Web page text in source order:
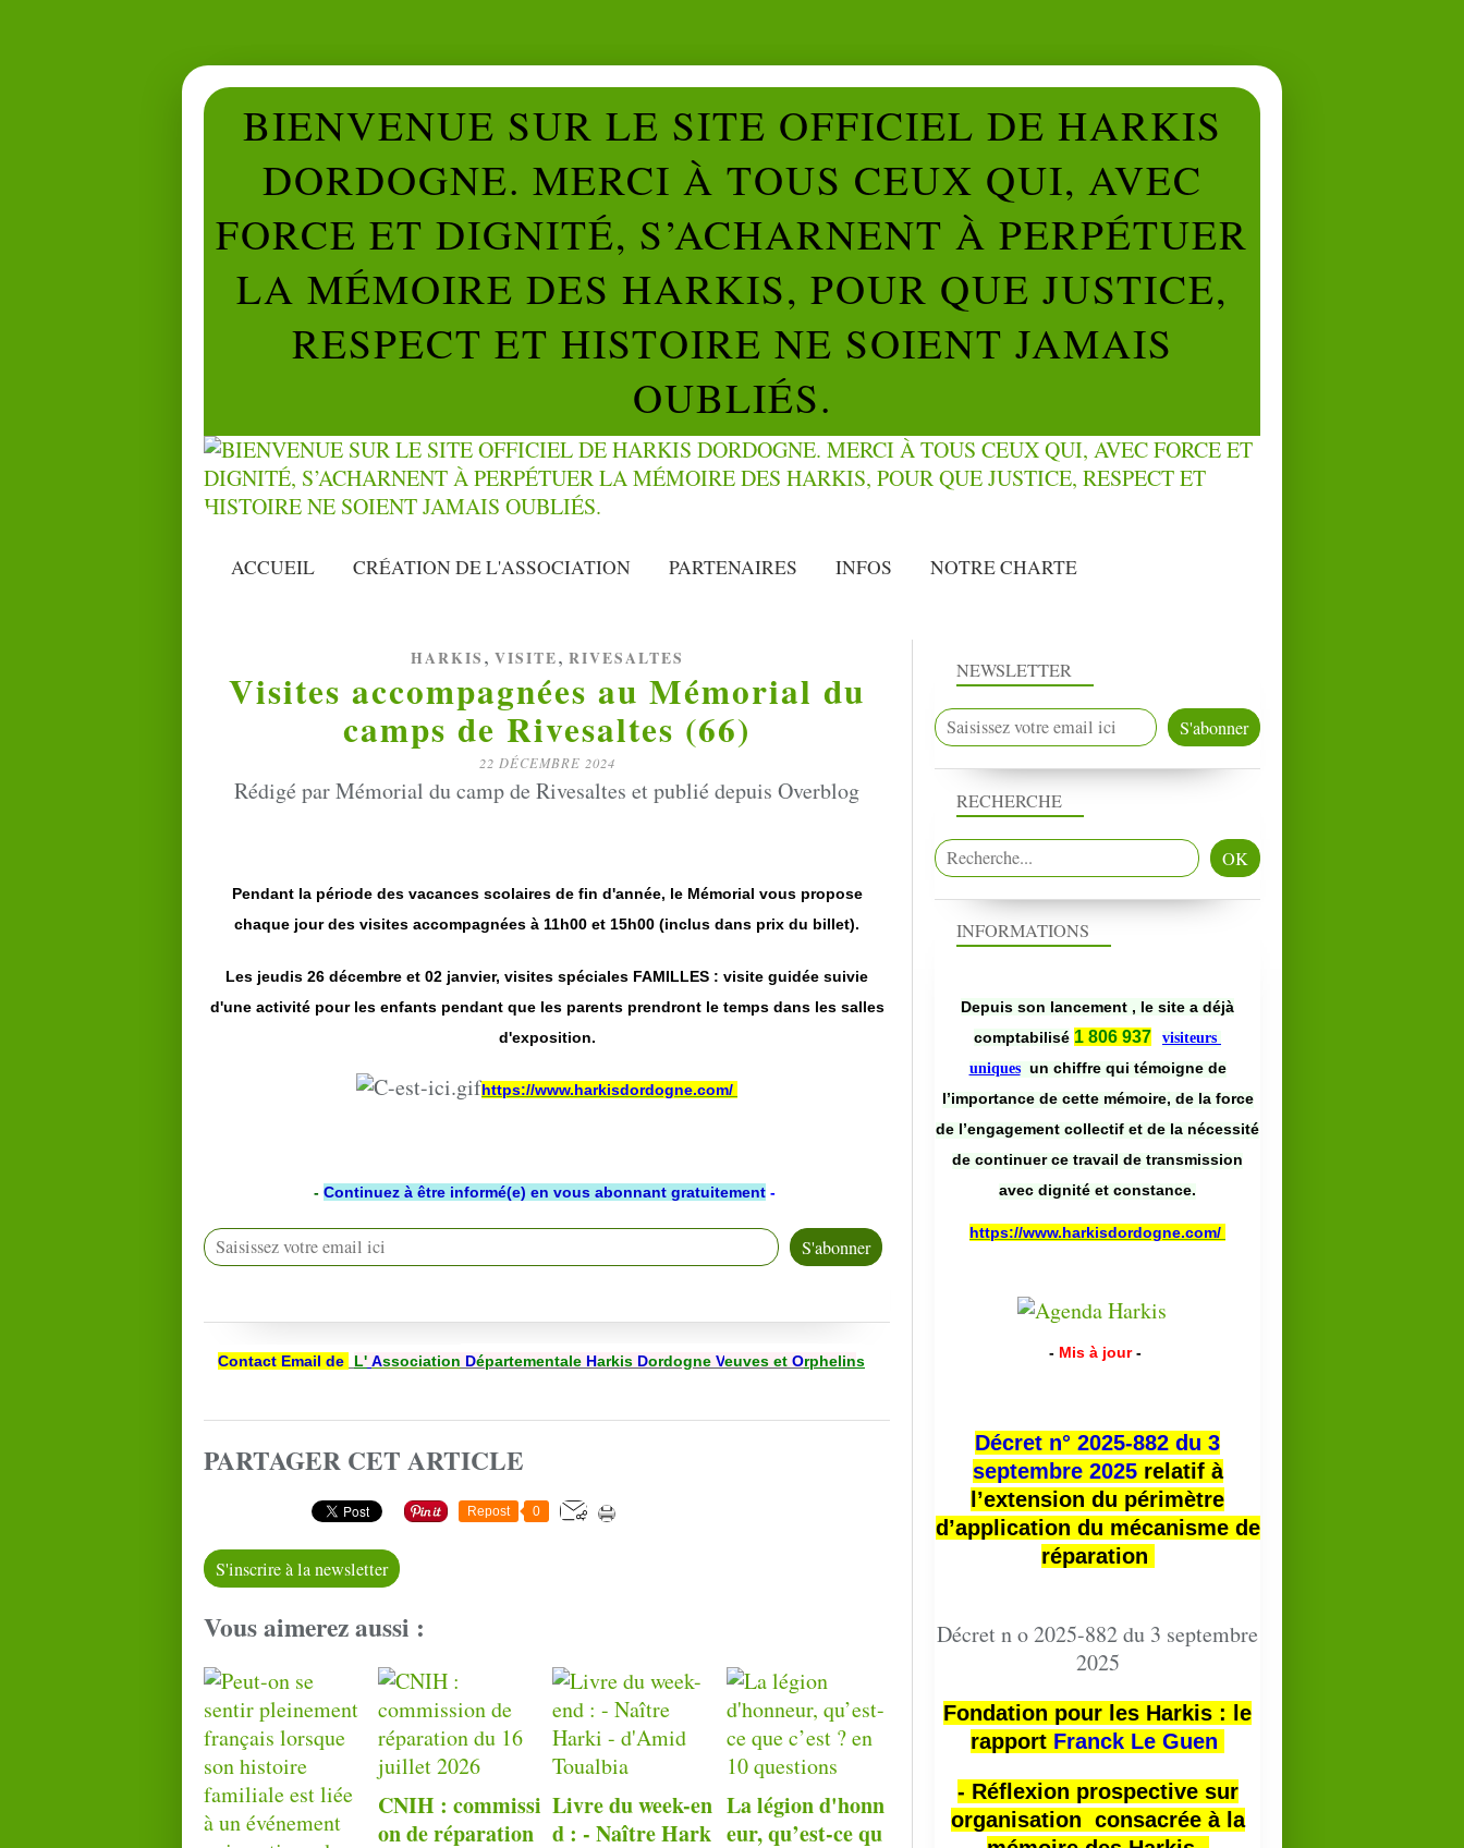
BIENVENUE SUR LE SITE OFFICIEL DE HARKIS
DORDOGNE. MERCI À TOUS CEUX QUI, AVEC
FORCE ET DIGNITÉ, S’ACHARNENT À PERPÉTUER
LA MÉMOIRE DES HARKIS, POUR QUE JUSTICE,
RESPECT ET HISTOIRE NE SOIENT JAMAIS
OUBLIÉS.
ACCUEIL CRÉATION DE L'ASSOCIATION PARTENAIRES INFOS NOTRE CHARTE
HARKIS , VISITE, RIVESALTES
Visites accompagnées au Mémorial du
camps de Rivesaltes (66)
22 DÉCEMBRE 2024
Rédigé par Mémorial du camp de Rivesaltes et publié depuis Overblog
Pendant la période des vacances scolaires de fin d'année, le Mémorial vous propose
chaque jour des visites accompagnées à 11h00 et 15h00 (inclus dans prix du billet).
Les jeudis 26 décembre et 02 janvier, visites spéciales FAMILLES : visite guidée suivie
d'une activité pour les enfants pendant que les parents prendront le temps dans les salles
d'exposition.
https://www.harkisdordogne.com/
- Continuez à être informé(e) en vous abonnant gratuitement -
Contact Email de L' Association Départementale Harkis Dordogne Veuves et Orphelins
PARTAGER CET ARTICLE
Repost 0
S'inscrire à la newsletter
Vous aimerez aussi :
CNIH : commissi
on de réparation
Livre du week-en
d : - Naître Hark
La légion d'honn
eur, qu’est-ce qu
NEWSLETTER
RECHERCHE
INFORMATIONS
Depuis son lancement , le site a déjà
comptabilisé 1 806 937
visiteurs
uniques un chiffre qui témoigne de
l’importance de cette mémoire, de la force
de l’engagement collectif et de la nécessité
de continuer ce travail de transmission
avec dignité et constance.
https://www.harkisdordogne.com/
- Mis à jour -
Décret n° 2025-882 du 3
septembre 2025relatif à
l’extension du périmètre
d’application du mécanisme de
réparation
Décret n o 2025-882 du 3 septembre
2025
Fondation pour les Harkis : le
rapport Franck Le Guen
- Réflexion prospective sur
organisation consacrée à la